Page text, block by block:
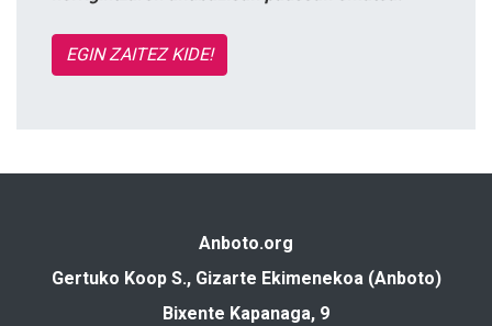
EGIN ZAITEZ KIDE!
Anboto.org
Gertuko Koop S., Gizarte Ekimenekoa (Anboto)
Bixente Kapanaga, 9